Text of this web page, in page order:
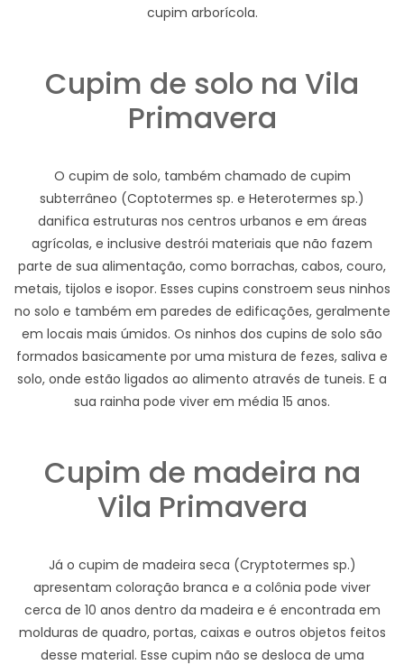
cupim arborícola.
Cupim de solo na Vila
Primavera
O cupim de solo, também chamado de cupim
subterrâneo (Coptotermes sp. e Heterotermes sp.)
danifica estruturas nos centros urbanos e em áreas
agrícolas, e inclusive destrói materiais que não fazem
parte de sua alimentação, como borrachas, cabos, couro,
metais, tijolos e isopor. Esses cupins constroem seus ninhos
no solo e também em paredes de edificações, geralmente
em locais mais úmidos. Os ninhos dos cupins de solo são
formados basicamente por uma mistura de fezes, saliva e
solo, onde estão ligados ao alimento através de tuneis. E a
sua rainha pode viver em média 15 anos.
Cupim de madeira na
Vila Primavera
Já o cupim de madeira seca (Cryptotermes sp.)
apresentam coloração branca e a colônia pode viver
cerca de 10 anos dentro da madeira e é encontrada em
molduras de quadro, portas, caixas e outros objetos feitos
desse material. Esse cupim não se desloca de uma